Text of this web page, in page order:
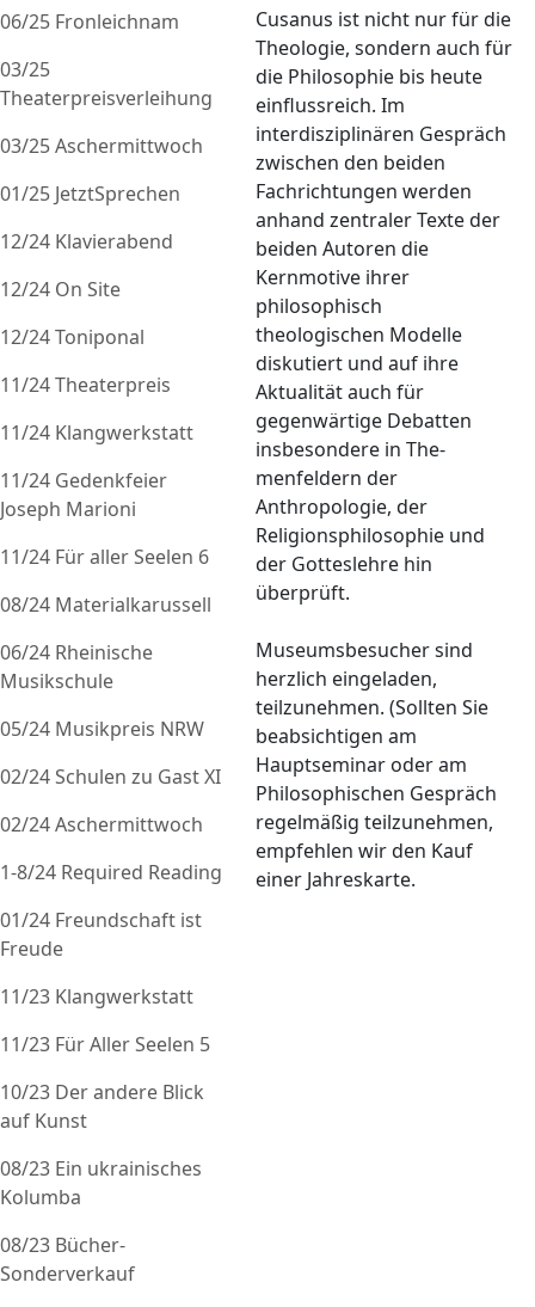
06/25 Fronleichnam
03/25
Theaterpreisverleihung
03/25 Aschermittwoch
01/25 JetztSprechen
12/24 Klavierabend
12/24 On Site
12/24 Toniponal
11/24 Theaterpreis
11/24 Klangwerkstatt
11/24 Gedenkfeier
Joseph Marioni
11/24 Für aller Seelen 6
08/24 Materialkarussell
06/24 Rheinische
Musikschule
05/24 Musikpreis NRW
02/24 Schulen zu Gast XI
02/24 Aschermittwoch
1-8/24 Required Reading
01/24 Freundschaft ist
Freude
11/23 Klangwerkstatt
11/23 Für Aller Seelen 5
10/23 Der andere Blick
auf Kunst
08/23 Ein ukrainisches
Kolumba
08/23 Bücher-
Sonderverkauf
Cusanus ist nicht nur für die
Theologie, sondern auch für
die Philo­so­phie bis heute
einflussreich. Im
interdisziplinären Gespräch
zwischen den beiden
Fachrichtungen werden
anhand zentraler Texte der
beiden Autoren die
Kernmotive ihrer
philosophisch
theologischen Modelle
diskutiert und auf ihre
Aktua­lität auch für
gegenwärtige Debatten
insbesondere in The­
menfeldern der
Anthropologie, der
Religionsphiloso­phie und
der Gotteslehre hin
überprüft.
Museums­besu­cher sind
herzlich eingeladen,
teilzunehmen. (Sollten Sie
beabsichtigen am
Hauptseminar oder am
Philosophischen Gespräch
regelmäßig teilzunehmen,
empfehlen wir den Kauf
einer Jahreskarte.